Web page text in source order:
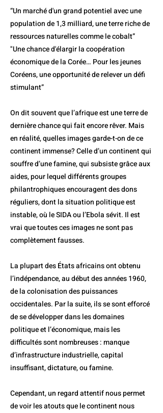
“Un marché d'un grand potentiel avec une
population de 1,3 milliard, une terre riche de
ressources naturelles comme le cobalt”
"Une chance d'élargir la coopération
économique de la Corée… Pour les jeunes
Coréens, une opportunité de relever un défi
stimulant”
On dit souvent que l’afrique est une terre de
dernière chance qui fait encore rêver. Mais
en réalité, quelles images garde-t-on de ce
continent immense? Celle d’un continent qui
souffre d’une famine, qui subsiste grâce aux
aides, pour lequel différents groupes
philantrophiques encouragent des dons
réguliers, dont la situation politique est
instable, où le SIDA ou l’Ebola sévit. Il est
vrai que toutes ces images ne sont pas
complètement fausses.
La plupart des États africains ont obtenu
l’indépendance, au début des années 1960,
de la colonisation des puissances
occidentales. Par la suite, ils se sont efforcé
de se développer dans les domaines
politique et l’économique, mais les
difficultés sont nombreuses : manque
d’infrastructure industrielle, capital
insuffisant, dictature, ou famine.
Cependant, un regard attentif nous permet
de voir les atouts que le continent nous